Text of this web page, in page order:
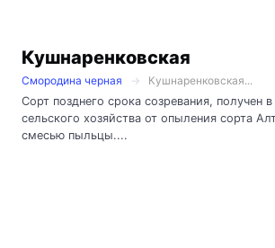
Кушнаренковская
Смородина черная
Кушнаренковская...
Сорт позднего срока созревания,
сельского хозяйства от опыления сорта
смесью пыльцы....